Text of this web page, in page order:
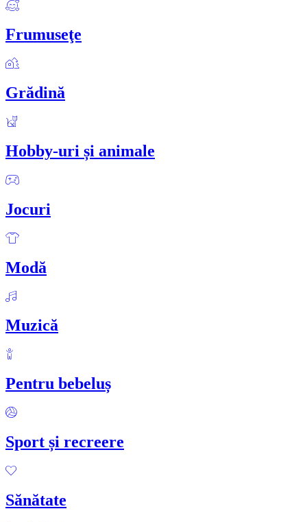
Frumuseţe
Grădină
Hobby-uri și animale
Jocuri
Modă
Muzică
Pentru bebeluș
Sport și recreere
Sănătate